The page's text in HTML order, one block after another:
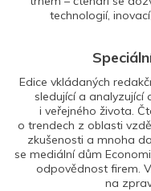
technologií,
Edice vkládaných
sledující a analyzující
i veřejného života.
o trendech z oblasti
zkušenosti a mnoha
se mediální dům
odpovědnost firem.
na